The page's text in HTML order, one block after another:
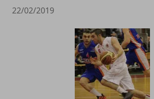
22/02/2019